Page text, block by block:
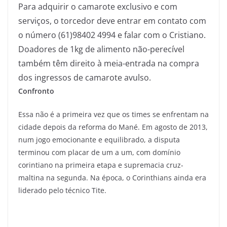
Para adquirir o camarote exclusivo e com
serviços, o torcedor deve entrar em contato com
o número (61)98402 4994 e falar com o Cristiano.
Doadores de 1kg de alimento não-perecível
também têm direito à meia-entrada na compra
dos ingressos de camarote avulso.
Confronto
Essa não é a primeira vez que os times se enfrentam na
cidade depois da reforma do Mané. Em agosto de 2013,
num jogo emocionante e equilibrado, a disputa
terminou com placar de um a um, com domínio
corintiano na primeira etapa e supremacia cruz-
maltina na segunda. Na época, o Corinthians ainda era
liderado pelo técnico Tite.